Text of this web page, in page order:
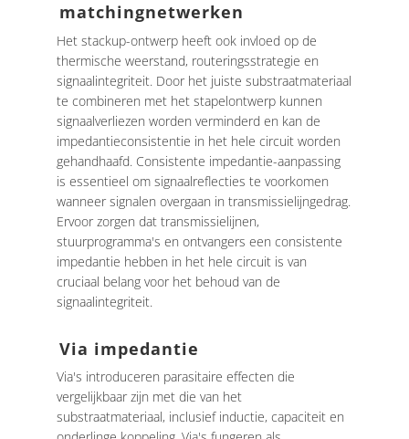
matchingnetwerken
Het stackup-ontwerp heeft ook invloed op de
thermische weerstand, routeringsstrategie en
signaalintegriteit. Door het juiste substraatmateriaal
te combineren met het stapelontwerp kunnen
signaalverliezen worden verminderd en kan de
impedantieconsistentie in het hele circuit worden
gehandhaafd. Consistente impedantie-aanpassing
is essentieel om signaalreflecties te voorkomen
wanneer signalen overgaan in transmissielijngedrag.
Ervoor zorgen dat transmissielijnen,
stuurprogramma's en ontvangers een consistente
impedantie hebben in het hele circuit is van
cruciaal belang voor het behoud van de
signaalintegriteit.
Via impedantie
Via's introduceren parasitaire effecten die
vergelijkbaar zijn met die van het
substraatmateriaal, inclusief inductie, capaciteit en